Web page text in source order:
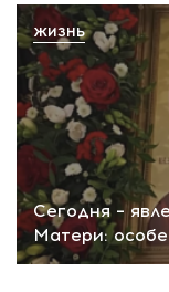
Сегодня –
Матери:
ЖИЗНЬ